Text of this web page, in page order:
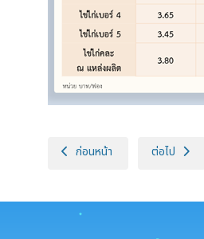
เนื้อหาก่อนหน้า: ราคาเฉลี่ยสินค้
ก่อนหน้า เนื้อหาถัดไ
ต่อไป